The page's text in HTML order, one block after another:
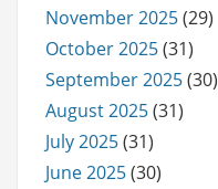
November 2025(29)
October 2025(31)
September 2025(30)
August 2025(31)
July 2025(31)
June 2025(30)